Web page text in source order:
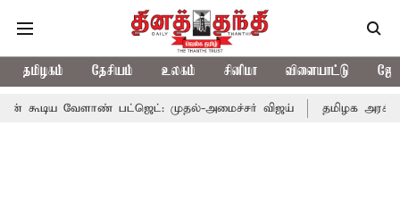
தமிழகம் தேசியம் உலகம் சினிமா விளையாட்டு
பட்ஜெட்: முதல்-அமைச்சர் விஜய் தமிழக அரசியலில்